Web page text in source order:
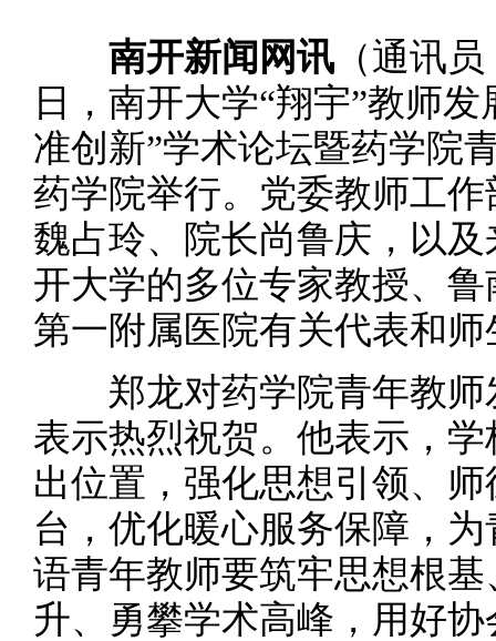
南开新闻网讯 （通讯
日，南开大学“翔宇”教师
准创新”学术论坛暨药学院
药学院举行。党委教师工
魏占玲、院长尚鲁庆，以
开大学的多位专家教授、
第一附属医院有关代表和
郑龙对药学院青年教师
表示热烈祝贺。他表示，
出位置，强化思想引领、
台，优化暖心服务保障，
语青年教师要筑牢思想根
升、勇攀学术高峰，用好